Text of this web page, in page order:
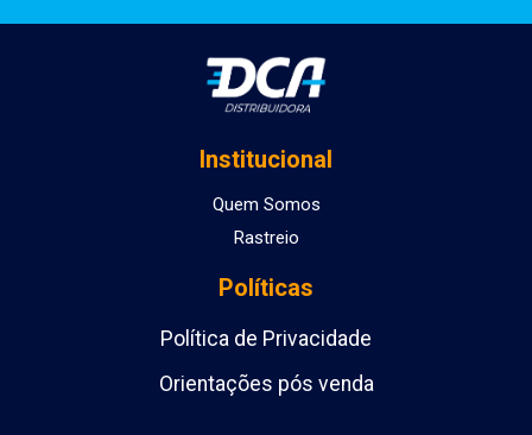
Institucional
Quem Somos
Rastreio
Políticas
Política de Privacidade
Orientações pós venda